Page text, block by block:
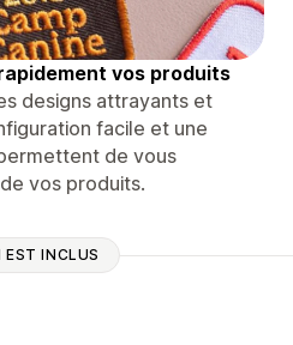
vos produits
designs attrayants et
facile et une
de vous
vos produits.
EST INCLUS